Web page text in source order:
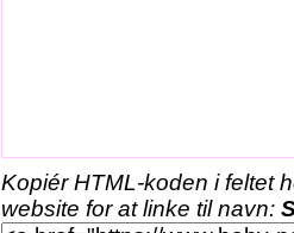
Kopiér HTML-koden i feltet
website for at linke til navn: